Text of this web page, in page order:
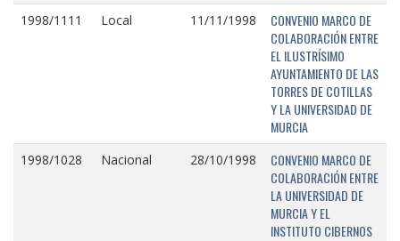
1998/1111 Local 11/11/1998
CONVENIO MARCO DE
COLABORACIÓN ENTRE
EL ILUSTRÍSIMO
AYUNTAMIENTO DE LAS
TORRES DE COTILLAS
Y LA UNIVERSIDAD DE
MURCIA
1998/1028 Nacional 28/10/1998
CONVENIO MARCO DE
COLABORACIÓN ENTRE
LA UNIVERSIDAD DE
MURCIA Y EL
INSTITUTO CIBERNOS